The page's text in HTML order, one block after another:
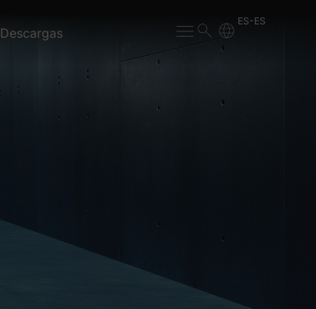
Descargas
ES-ES